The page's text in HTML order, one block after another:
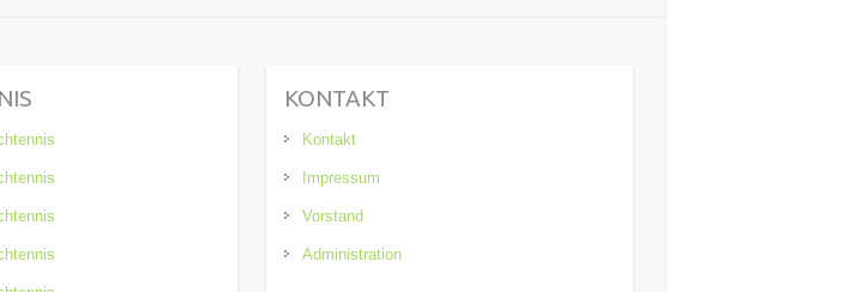
KONTAKT
Kontakt
Impressum
Vorstand
Administration